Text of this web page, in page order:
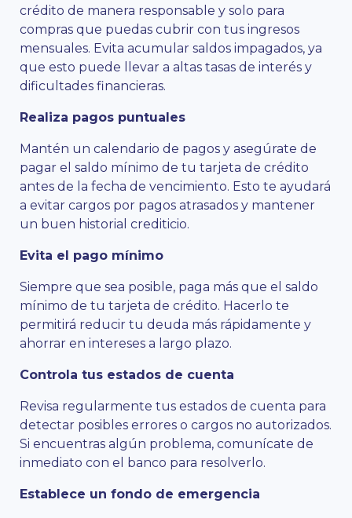
crédito de manera responsable y solo para
compras que puedas cubrir con tus ingresos
mensuales. Evita acumular saldos impagados, ya
que esto puede llevar a altas tasas de interés y
dificultades financieras.
Realiza pagos puntuales
Mantén un calendario de pagos y asegúrate de
pagar el saldo mínimo de tu tarjeta de crédito
antes de la fecha de vencimiento. Esto te ayudará
a evitar cargos por pagos atrasados y mantener
un buen historial crediticio.
Evita el pago mínimo
Siempre que sea posible, paga más que el saldo
mínimo de tu tarjeta de crédito. Hacerlo te
permitirá reducir tu deuda más rápidamente y
ahorrar en intereses a largo plazo.
Controla tus estados de cuenta
Revisa regularmente tus estados de cuenta para
detectar posibles errores o cargos no autorizados.
Si encuentras algún problema, comunícate de
inmediato con el banco para resolverlo.
Establece un fondo de emergencia